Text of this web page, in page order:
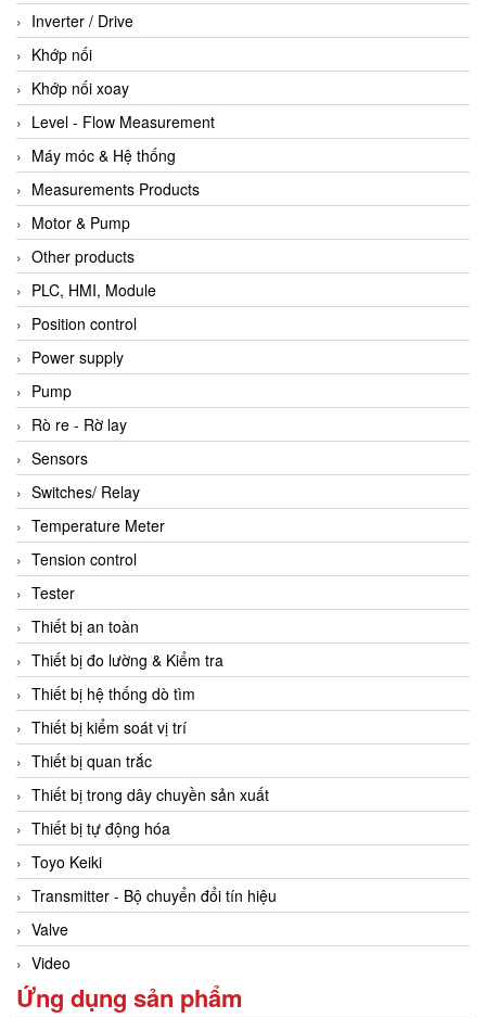
Inverter / Drive
Khớp nối
Khớp nối xoay
Level - Flow Measurement
Máy móc & Hệ thống
Measurements Products
Motor & Pump
Other products
PLC, HMI, Module
Position control
Power supply
Pump
Rò re - Rờ lay
Sensors
Switches/ Relay
Temperature Meter
Tension control
Tester
Thiết bị an toàn
Thiết bị đo lường & Kiểm tra
Thiết bị hệ thống dò tìm
Thiết bị kiểm soát vị trí
Thiết bị quan trắc
Thiết bị trong dây chuyền sản xuất
Thiết bị tự động hóa
Toyo Keiki
Transmitter - Bộ chuyển đổi tín hiệu
Valve
Video
Ứng dụng sản phẩm